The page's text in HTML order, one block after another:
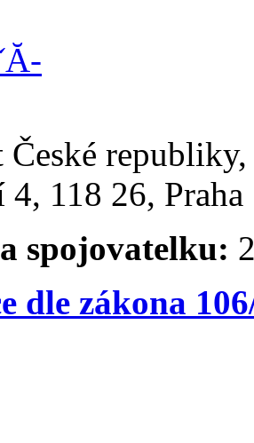
České
4, 118 26,
spojovatelku:
dle zákona